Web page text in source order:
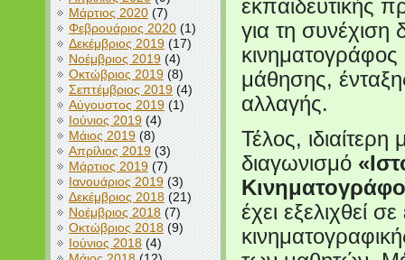
Μάρτιος 2020(7)
Φεβρουάριος 2020(1)
Δεκέμβριος 2019(17)
Νοέμβριος 2019(4)
Οκτώβριος 2019(8)
Σεπτέμβριος 2019(4)
Αύγουστος 2019(1)
Ιούνιος 2019(4)
Μάιος 2019(8)
Απρίλιος 2019(3)
Μάρτιος 2019(7)
Ιανουάριος 2019(3)
Δεκέμβριος 2018(21)
Νοέμβριος 2018(7)
Οκτώβριος 2018(9)
Ιούνιος 2018(4)
εκπαιδευτικής
για τη
μάθησης,
αλλαγής.
Τέλος, ιδιαίτερη
διαγωνισμό
έχει εξελιχθεί